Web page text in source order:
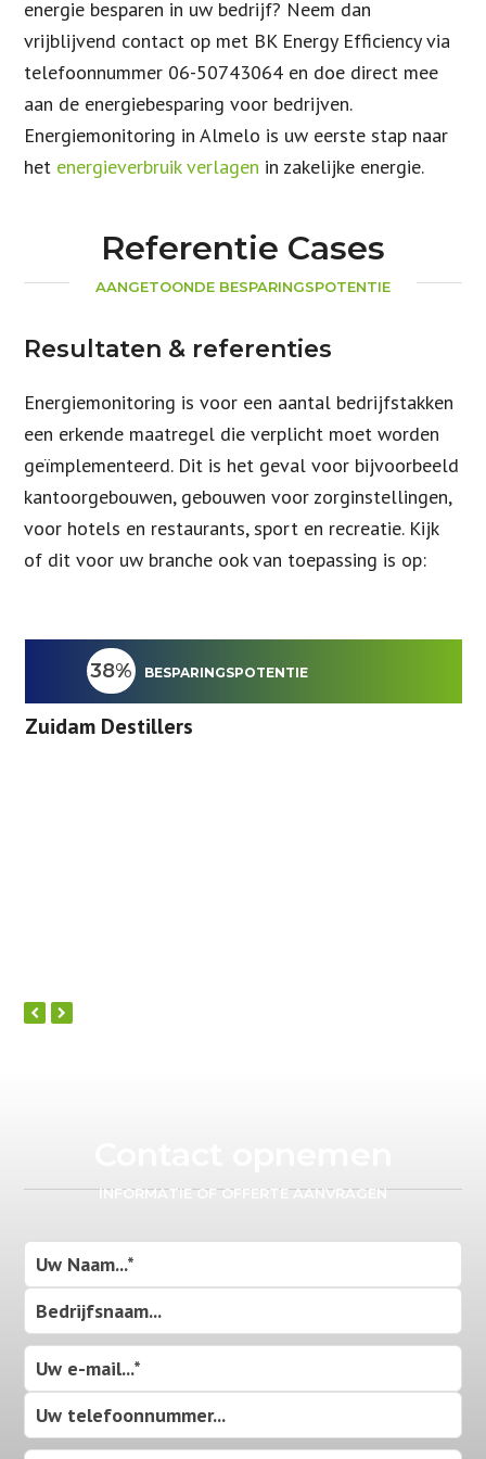
energie besparen in uw bedrijf? Neem dan
vrijblijvend contact op met BK Energy Efficiency via
telefoonnummer 06-50743064 en doe direct mee
aan de energiebesparing voor bedrijven.
Energiemonitoring in Almelo is uw eerste stap naar
het energieverbruik verlagen in zakelijke energie.
Referentie Cases
AANGETOONDE BESPARINGSPOTENTIE
Resultaten & referenties
Energiemonitoring is voor een aantal bedrijfstakken
een erkende maatregel die verplicht moet worden
geïmplementeerd. Dit is het geval voor bijvoorbeeld
kantoorgebouwen, gebouwen voor zorginstellingen,
voor hotels en restaurants, sport en recreatie. Kijk
of dit voor uw branche ook van toepassing is op:
Zuidam Destillers
38% BESPARINGSPOTENTIE
previous
INFORMATIE OF OFFERTE AANVRAGEN